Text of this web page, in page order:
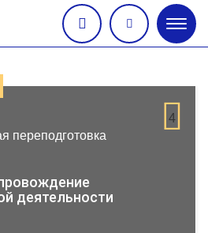
меню
4
переподготовка
деятельности